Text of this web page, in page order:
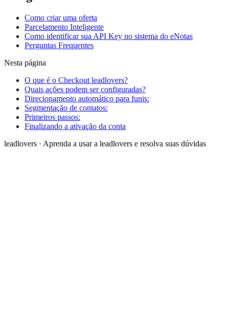
Como criar uma oferta
Parcelamento Inteligente
Como identificar sua API Key no sistema do eNotas
Perguntas Frequentes
Nesta página
O que é o Checkout leadlovers?
Quais ações podem ser configuradas?
Direcionamento automático para funis:
Segmentação de contatos:
Primeiros passos:
Finalizando a ativação da conta
leadlovers · Aprenda a usar a leadlovers e resolva suas dúvidas